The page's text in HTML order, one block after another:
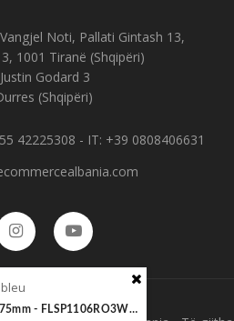
Noti, Pallati Gintash 13,
1001 Tiranë (Shqipëri)
Godard 3
(Shqipëri)
42225308 - IT: +39 0808406631
- FLSP1106RO3W30